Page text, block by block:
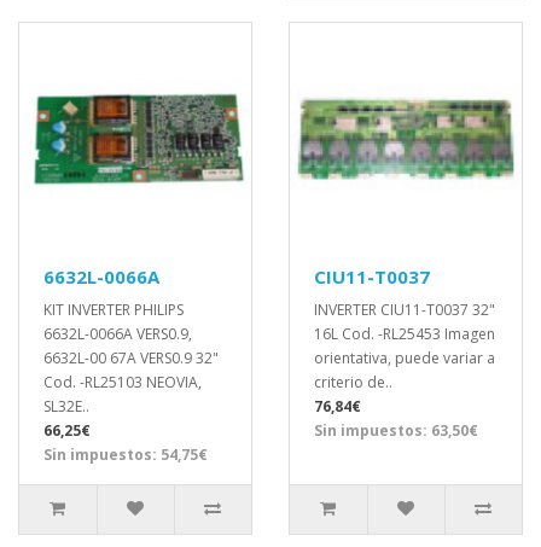
6632L-0066A
KIT INVERTER PHILIPS
6632L-0066A VERS0.9,
6632L-00 67A VERS0.9 32"
Cod. -RL25103 NEOVIA,
SL32E..
66,25€
Sin impuestos: 54,75€
CIU11-T0037
INVERTER CIU11-T0037 32"
16L Cod. -RL25453 Imagen
orientativa, puede variar a
criterio de..
76,84€
Sin impuestos: 63,50€